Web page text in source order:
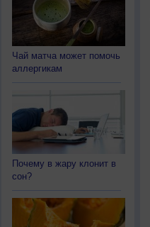
Чай матча может помочь
аллергикам
Почему в жару клонит в
сон?